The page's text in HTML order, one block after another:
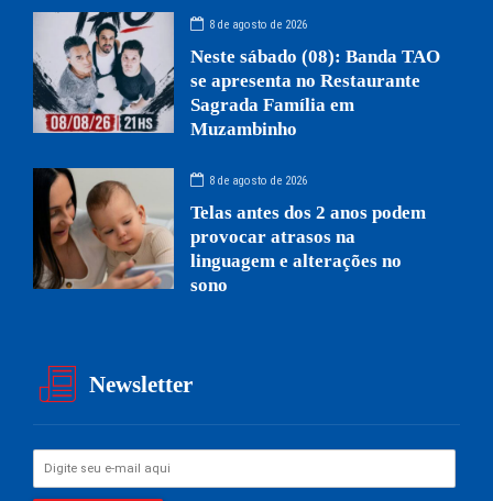
8 de agosto de 2026
Neste sábado (08): Banda TAO
se apresenta no Restaurante
Sagrada Família em
Muzambinho
8 de agosto de 2026
Telas antes dos 2 anos podem
provocar atrasos na
linguagem e alterações no
sono
Newsletter